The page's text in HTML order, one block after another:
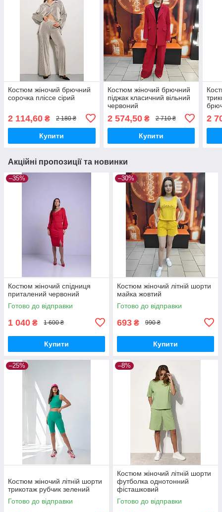
Костюм жіночий брючний
сорочка пліссе сірий
2 114,60 ₴ 2 180 ₴
Купити
Костюм жіночий брючний
піджак класичний вільний
червоний
2 574,50₴ 2 710 ₴
Купити
2
Акційні пропозиції та новинки
–35%
Костюм жіночий спідниця
приталений червоний
Готово до відправки
1 040 ₴ 1 600 ₴
Купити
–30%
Костюм жіночий літній шорти
майка жовтий
Готово до відправки
693 ₴ 990 ₴
Купити
–25%
Костюм жіночий літній шорти
трикотаж рубчик зелений
Готово до відправки
–8%
Костюм жіночий літній шорти
футболка однотонний
фісташковий
Готово до відправки